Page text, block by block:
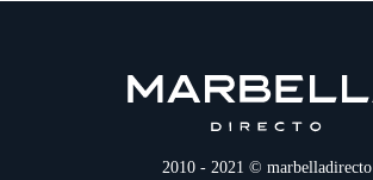
2010 - 2021 © marbelladirecto